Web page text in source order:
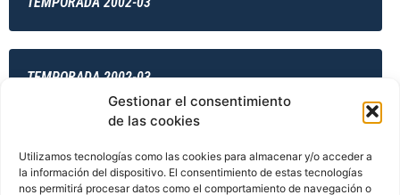
Gestionar el consentimiento
de las cookies
Utilizamos tecnologías como las cookies para almacenar y/o acceder a
la información del dispositivo. El consentimiento de estas tecnologías
nos permitirá procesar datos como el comportamiento de navegación o
TEMPORADA 2002-03
TEMPORADA 2003-04